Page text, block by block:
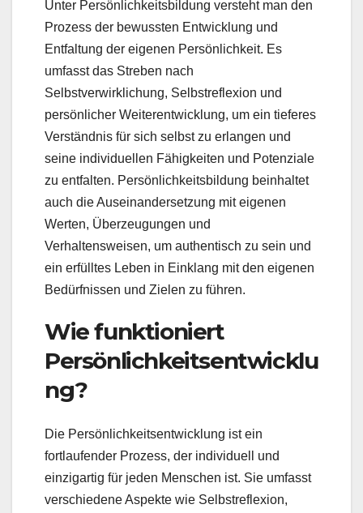
Unter Persönlichkeitsbildung versteht man den
Prozess der bewussten Entwicklung und
Entfaltung der eigenen Persönlichkeit. Es
umfasst das Streben nach
Selbstverwirklichung, Selbstreflexion und
persönlicher Weiterentwicklung, um ein tieferes
Verständnis für sich selbst zu erlangen und
seine individuellen Fähigkeiten und Potenziale
zu entfalten. Persönlichkeitsbildung beinhaltet
auch die Auseinandersetzung mit eigenen
Werten, Überzeugungen und
Verhaltensweisen, um authentisch zu sein und
ein erfülltes Leben in Einklang mit den eigenen
Bedürfnissen und Zielen zu führen.
Wie funktioniert
Persönlichkeitsentwicklu
ng?
Die Persönlichkeitsentwicklung ist ein
fortlaufender Prozess, der individuell und
einzigartig für jeden Menschen ist. Sie umfasst
verschiedene Aspekte wie Selbstreflexion,